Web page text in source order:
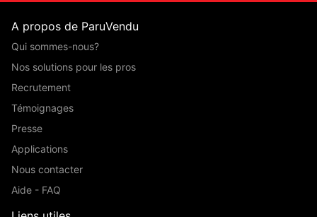
A propos de ParuVendu
Qui sommes-nous?
Nos solutions pour les pros
Recrutement
Témoignages
Presse
Applications
Nous contacter
Aide - FAQ